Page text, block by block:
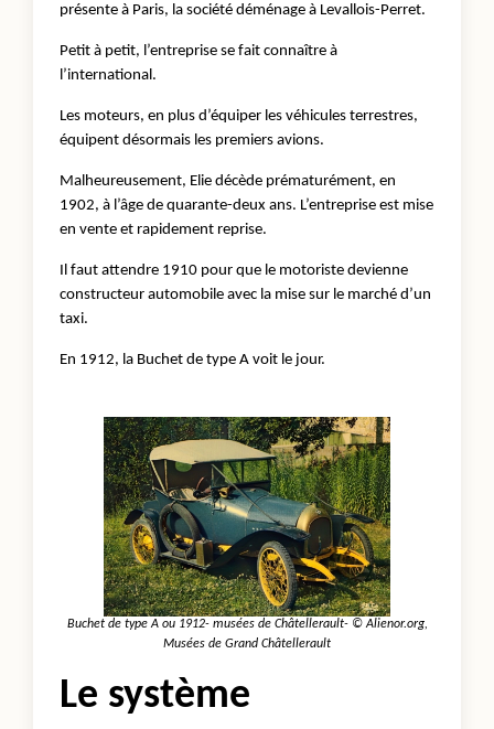
présente à Paris, la société déménage à Levallois-Perret.
Petit à petit, l’entreprise se fait connaître à
l’international.
Les moteurs, en plus d’équiper les véhicules terrestres,
équipent désormais les premiers avions.
Malheureusement, Elie décède prématurément, en
1902, à l’âge de quarante-deux ans. L’entreprise est mise
en vente et rapidement reprise.
Il faut attendre 1910 pour que le motoriste devienne
constructeur automobile avec la mise sur le marché d’un
taxi.
En 1912, la Buchet de type A voit le jour.
Buchet de type A ou 1912- musées de Châtellerault- © Alienor.org,
Musées de Grand Châtellerault
Le système